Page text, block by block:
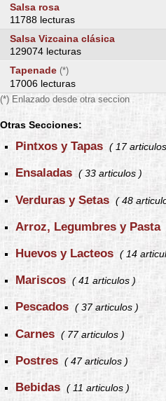
Salsa rosa
11788 lecturas
Salsa Vizcaina clásica
129074 lecturas
Tapenade (*)
17006 lecturas
(*) Enlazado desde otra seccion
Otras Secciones:
Pintxos y Tapas ( 17
Ensaladas ( 33 articulos )
Verduras y Setas ( 48
Arroz, Legumbres y Pasta
Huevos y Lacteos ( 14
Mariscos ( 41 articulos )
Pescados ( 37 articulos )
Carnes ( 77 articulos )
Postres ( 47 articulos )
Bebidas ( 11 articulos )